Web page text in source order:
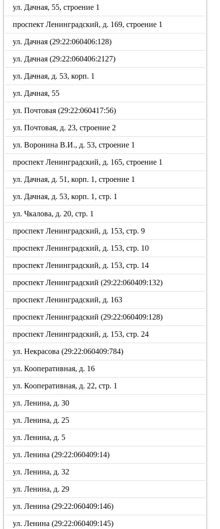
ул. Дачная, 55, строение 1
проспект Ленинградский, д. 169, строение 1
ул. Дачная (29:22:060406:128)
ул. Дачная (29:22:060406:2127)
ул. Дачная, д. 53, корп. 1
ул. Дачная, 55
ул. Почтовая (29:22:060417:56)
ул. Почтовая, д. 23, строение 2
ул. Воронина В.И., д. 53, строение 1
проспект Ленинградский, д. 165, строение 1
ул. Дачная, д. 51, корп. 1, строение 1
ул. Дачная, д. 53, корп. 1, стр. 1
ул. Чкалова, д. 20, стр. 1
проспект Ленинградский, д. 153, стр. 9
проспект Ленинградский, д. 153, стр. 10
проспект Ленинградский, д. 153, стр. 14
проспект Ленинградский (29:22:060409:132)
проспект Ленинградский, д. 163
проспект Ленинградский (29:22:060409:128)
проспект Ленинградский, д. 153, стр. 24
ул. Некрасова (29:22:060409:784)
ул. Кооперативная, д. 16
ул. Кооперативная, д. 22, стр. 1
ул. Ленина, д. 30
ул. Ленина, д. 25
ул. Ленина, д. 5
ул. Ленина (29:22:060409:14)
ул. Ленина, д. 32
ул. Ленина, д. 29
ул. Ленина (29:22:060409:146)
ул. Ленина (29:22:060409:145)